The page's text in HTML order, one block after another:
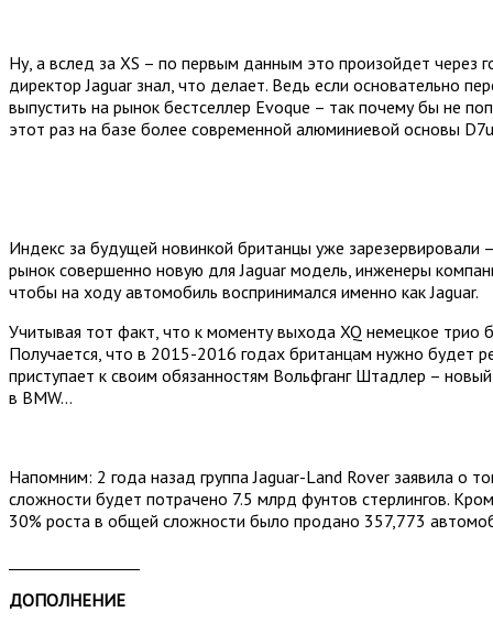
Ну, а вслед за XS – по первым данным это произойдет через
директор Jaguar знал, что делает. Ведь если основательно
выпустить на рынок бестселлер Evoque – так почему бы не
этот раз на базе более современной алюминиевой основы
Индекс за будущей новинкой британцы уже зарезервировали
рынок совершенно новую для Jaguar модель, инженеры
чтобы на ходу автомобиль воспринимался именно как Jaguar.
Учитывая тот факт, что к моменту выхода XQ немецкое трио
Получается, что в 2015-2016 годах британцам нужно будет
приступает к своим обязанностям Вольфганг Штадлер –
в BMW…
Напомним: 2 года назад группа Jaguar-Land Rover заявила о
сложности будет потрачено 7.5 млрд фунтов стерлингов.
30% роста в общей сложности было продано 357,773
ДОПОЛНЕНИЕ